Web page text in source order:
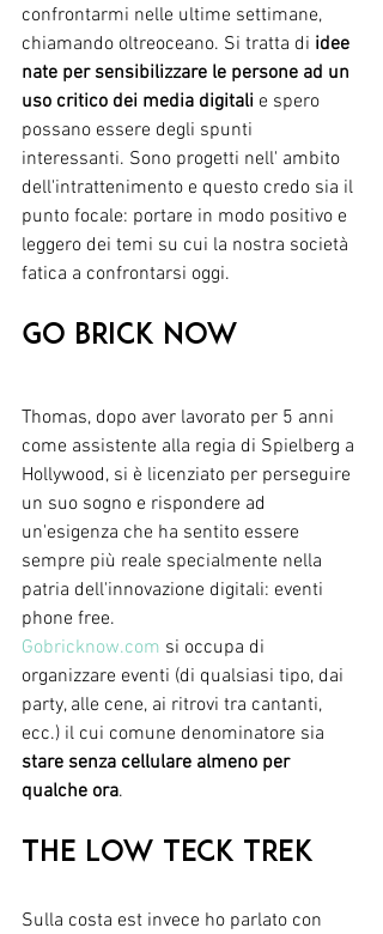
confrontarmi nelle ultime settimane,
chiamando oltreoceano. Si tratta di idee
nate per sensibilizzare le persone ad un
uso critico dei media digitali e spero
possano essere degli spunti
interessanti. Sono progetti nell' ambito
dell'intrattenimento e questo credo sia il
punto focale: portare in modo positivo e
leggero dei temi su cui la nostra società
fatica a confrontarsi oggi.
Go Brick Now
Thomas, dopo aver lavorato per 5 anni
come assistente alla regia di Spielberg a
Hollywood, si è licenziato per perseguire
un suo sogno e rispondere ad
un'esigenza che ha sentito essere
sempre più reale specialmente nella
patria dell'innovazione digitali: eventi
phone free.
Gobricknow.com si occupa di
organizzare eventi (di qualsiasi tipo, dai
party, alle cene, ai ritrovi tra cantanti,
ecc.) il cui comune denominatore sia
stare senza cellulare almeno per
qualche ora.
The Low Teck Trek
Sulla costa est invece ho parlato con